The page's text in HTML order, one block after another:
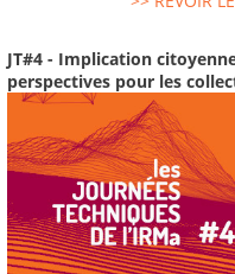
JT#4 - Implication
perspectives pour les